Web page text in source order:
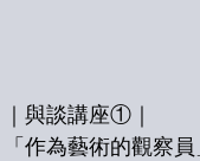
｜與談講座①｜
「作為藝術的觀察員